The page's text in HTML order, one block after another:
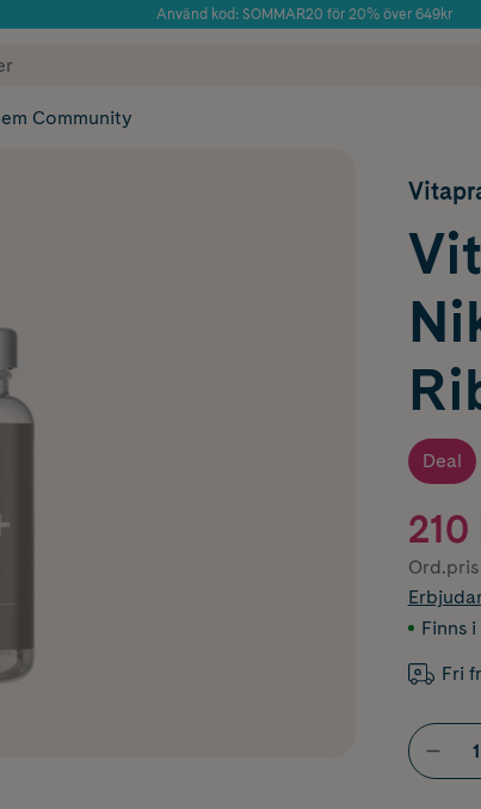
Använd kod: SOMMAR20 för 20% över 649kr
✓ Fri frakt
Community
Deal
210
Ord.pris
Finns
Fri